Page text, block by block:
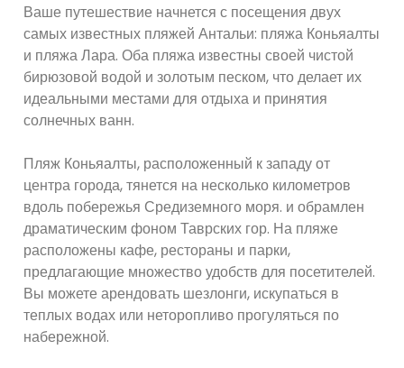
Ваше путешествие начнется с посещения двух
самых известных пляжей Антальи: пляжа Коньяалты
и пляжа Лара. Оба пляжа известны своей чистой
бирюзовой водой и золотым песком, что делает их
идеальными местами для отдыха и принятия
солнечных ванн.
Пляж Коньяалты, расположенный к западу от
центра города, тянется на несколько километров
вдоль побережья Средиземного моря. и обрамлен
драматическим фоном Таврских гор. На пляже
расположены кафе, рестораны и парки,
предлагающие множество удобств для посетителей.
Вы можете арендовать шезлонги, искупаться в
теплых водах или неторопливо прогуляться по
набережной.